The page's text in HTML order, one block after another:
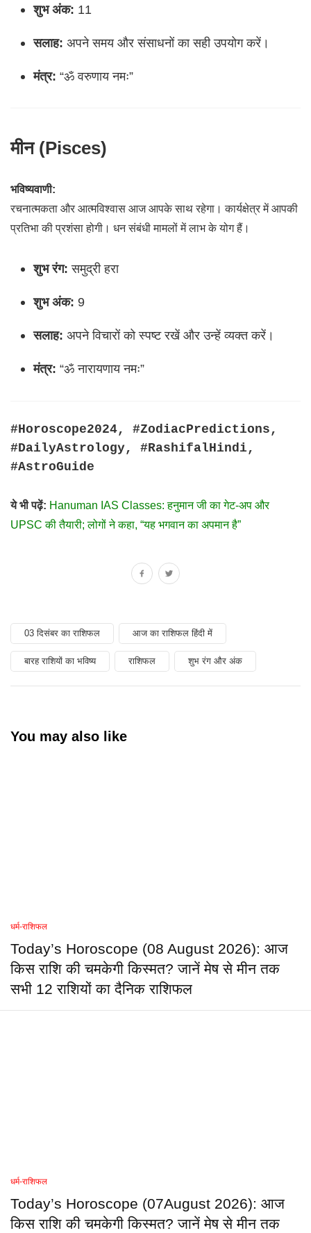
शुभ अंक: 11
सलाह: अपने समय और संसाधनों का सही उपयोग करें।
मंत्र: “ॐ वरुणाय नमः”
मीन (Pisces)
भविष्यवाणी:
रचनात्मकता और आत्मविश्वास आज आपके साथ रहेगा। कार्यक्षेत्र में आपकी
प्रतिभा की प्रशंसा होगी। धन संबंधी मामलों में लाभ के योग हैं।
शुभ रंग: समुद्री हरा
शुभ अंक: 9
सलाह: अपने विचारों को स्पष्ट रखें और उन्हें व्यक्त करें।
मंत्र: “ॐ नारायणाय नमः”
#Horoscope2024, #ZodiacPredictions,
#DailyAstrology, #RashifalHindi,
#AstroGuide
ये भी पढ़ें: Hanuman IAS Classes: हनुमान जी का गेट-अप और
UPSC की तैयारी; लोगों ने कहा, “यह भगवान का अपमान है”
03 दिसंबर का राशिफल आज का राशिफल हिंदी में
बारह राशियों का भविष्य राशिफल शुभ रंग और अंक
You may also like
धर्म-राशिफल
Today’s Horoscope (08 August 2026): आज
किस राशि की चमकेगी किस्मत? जानें मेष से मीन तक
सभी 12 राशियों का दैनिक राशिफल
धर्म-राशिफल
Today’s Horoscope (07August 2026): आज
किस राशि की चमकेगी किस्मत? जानें मेष से मीन तक